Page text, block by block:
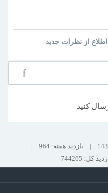
اطلاع از نظرات جدید
کنید
| بازدید هفته: 964
|
کل: 744265